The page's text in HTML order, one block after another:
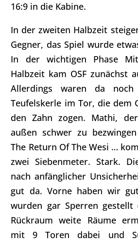
16:9 in die Kabine.
In der zweiten Halbzeit
Gegner, das Spiel wurde
In der wichtigen Phase
Halbzeit kam OSF zunächst
Allerdings waren da noch
Teufelskerle im Tor, die dem
den Zahn zogen. Mathi,
außen schwer zu
The Return Of The Wesi …
zwei Siebenmeter. Stark.
nach anfänglicher
gut da. Vorne haben wir
wurden gar Sperren gestellt
Rückraum weite Räume
mit 9 Toren dabei und